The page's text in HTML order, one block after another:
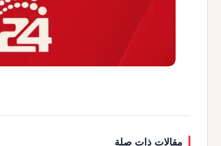
مقالات ذات صلة